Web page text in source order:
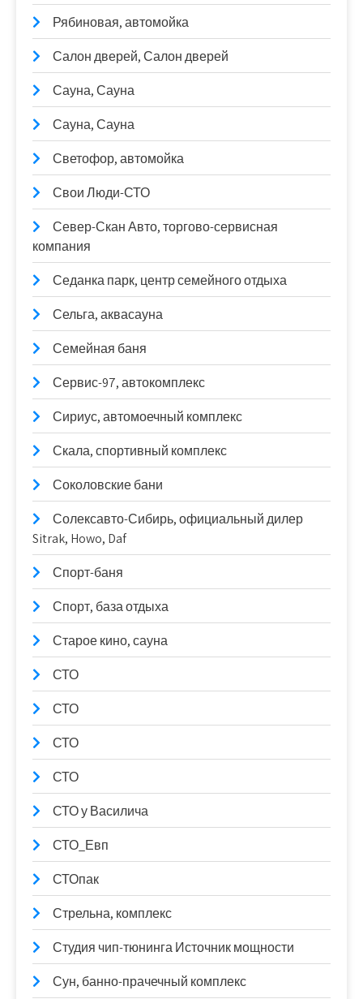
Рябиновая, автомойка
Салон дверей, Салон дверей
Сауна, Сауна
Сауна, Сауна
Светофор, автомойка
Свои Люди-СТО
Север-Скан Авто, торгово-сервисная
компания
Седанка парк, центр семейного отдыха
Сельга, аквасауна
Семейная баня
Сервис-97, автокомплекс
Сириус, автомоечный комплекс
Скала, спортивный комплекс
Соколовские бани
Солексавто-Сибирь, официальный дилер
Sitrak, Howo, Daf
Спорт-баня
Спорт, база отдыха
Старое кино, сауна
СТО
СТО
СТО
СТО
СТО у Василича
СТО_Евп
СТОпак
Стрельна, комплекс
Студия чип-тюнинга Источник мощности
Сун, банно-прачечный комплекс